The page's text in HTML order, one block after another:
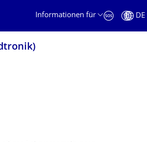
Informationen für
DE